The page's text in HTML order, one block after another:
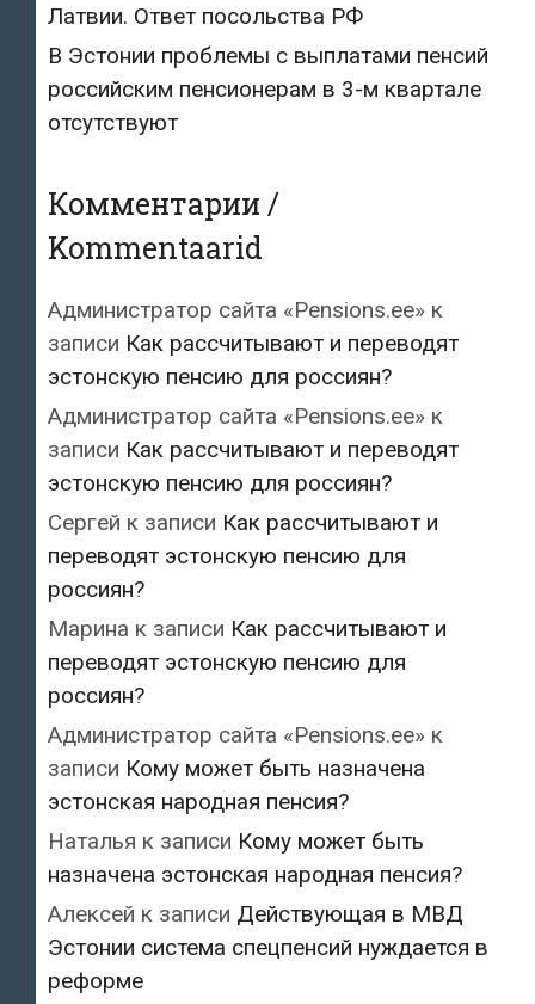
Латвии. Ответ посольства РФ
В Эстонии проблемы с выплатами пенсий
российским пенсионерам в 3-м квартале
отсутствуют
Комментарии /
Kommentaarid
Администратор сайта «Pensions.ee» к
записи Как рассчитывают и переводят
эстонскую пенсию для россиян?
Администратор сайта «Pensions.ee» к
записи Как рассчитывают и переводят
эстонскую пенсию для россиян?
Сергей к записи Как рассчитывают и
переводят эстонскую пенсию для
россиян?
Марина к записи Как рассчитывают и
переводят эстонскую пенсию для
россиян?
Администратор сайта «Pensions.ee» к
записи Кому может быть назначена
эстонская народная пенсия?
Наталья к записи Кому может быть
назначена эстонская народная пенсия?
Алексей к записи Действующая в МВД
Эстонии система спецпенсий нуждается в
реформе